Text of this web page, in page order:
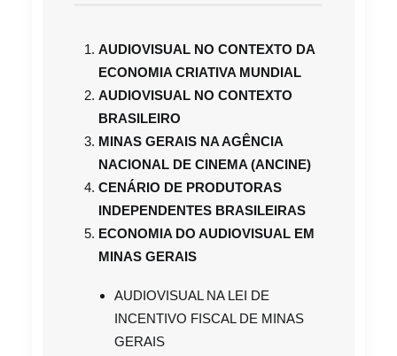
AUDIOVISUAL NO CONTEXTO DA
ECONOMIA CRIATIVA MUNDIAL
AUDIOVISUAL NO CONTEXTO
BRASILEIRO
MINAS GERAIS NA AGÊNCIA
NACIONAL DE CINEMA (ANCINE)
CENÁRIO DE PRODUTORAS
INDEPENDENTES BRASILEIRAS
ECONOMIA DO AUDIOVISUAL EM
MINAS GERAIS
AUDIOVISUAL NA LEI DE
INCENTIVO FISCAL DE MINAS
GERAIS